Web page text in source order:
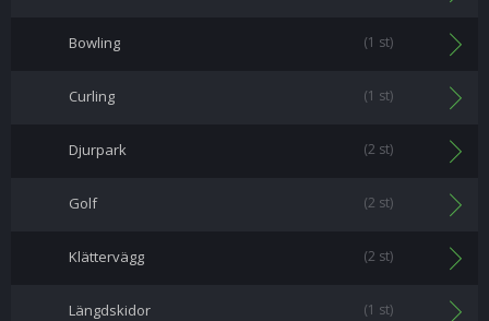
Bowling (1 st)
Curling (1 st)
Djurpark (2 st)
Golf (2 st)
Klättervägg (2 st)
Längdskidor (1 st)